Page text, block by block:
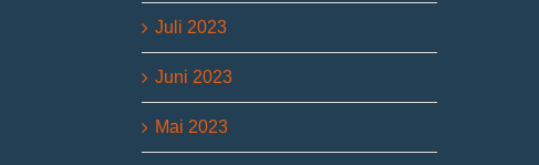
Juli 2023
Juni 2023
Mai 2023